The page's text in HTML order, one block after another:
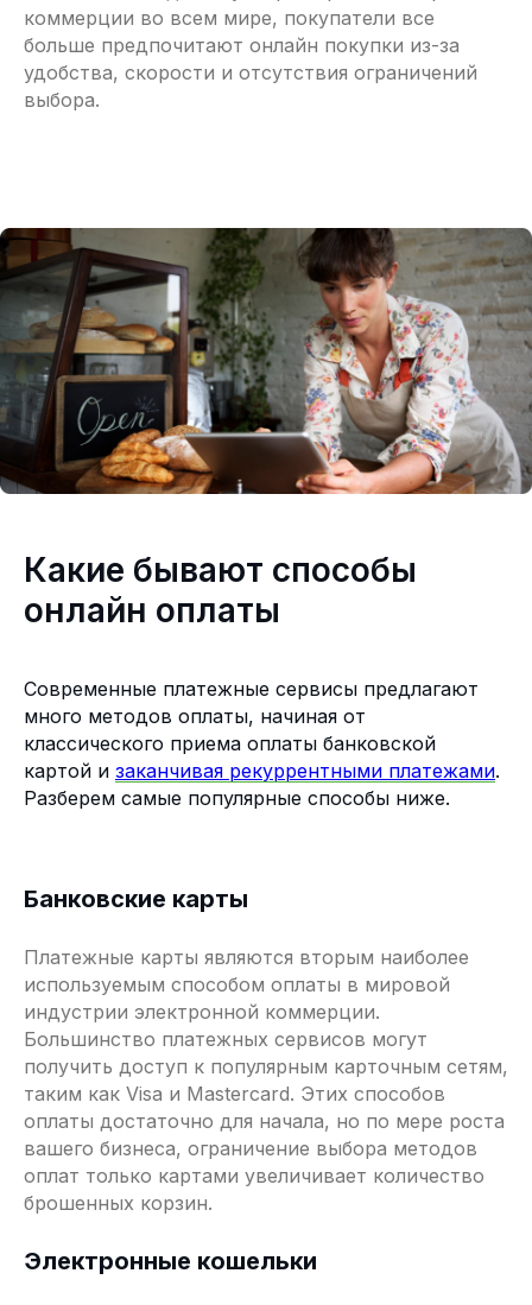
коммерции во всем мире, покупатели все
больше предпочитают онлайн покупки из-за
удобства, скорости и отсутствия ограничений
выбора.
Какие бывают способы
онлайн оплаты
Современные платежные сервисы предлагают
много методов оплаты, начиная от
классического приема оплаты банковской
картой и заканчивая рекуррентными платежами.
Разберем самые популярные способы ниже.
Банковские карты
Платежные карты являются вторым наиболее
используемым способом оплаты в мировой
индустрии электронной коммерции.
Большинство платежных сервисов могут
получить доступ к популярным карточным сетям,
таким как Visa и Mastercard. Этих способов
оплаты достаточно для начала, но по мере роста
вашего бизнеса, ограничение выбора методов
оплат только картами увеличивает количество
брошенных корзин.
Электронные кошельки